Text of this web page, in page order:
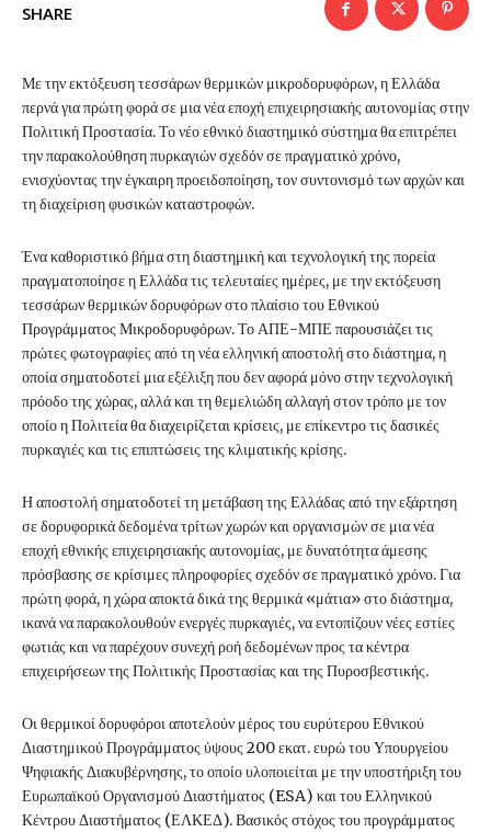
SHARE
Με την εκτόξευση τεσσάρων θερμικών μικροδορυφόρων, η Ελλάδα
περνά για πρώτη φορά σε μια νέα εποχή επιχειρησιακής αυτονομίας στην
Πολιτική Προστασία. Το νέο εθνικό διαστημικό σύστημα θα επιτρέπει
την παρακολούθηση πυρκαγιών σχεδόν σε πραγματικό χρόνο,
ενισχύοντας την έγκαιρη προειδοποίηση, τον συντονισμό των αρχών και
τη διαχείριση φυσικών καταστροφών.
Ένα καθοριστικό βήμα στη διαστημική και τεχνολογική της πορεία
πραγματοποίησε η Ελλάδα τις τελευταίες ημέρες, με την εκτόξευση
τεσσάρων θερμικών δορυφόρων στο πλαίσιο του Εθνικού
Προγράμματος Μικροδορυφόρων. Το ΑΠΕ-ΜΠΕ παρουσιάζει τις
πρώτες φωτογραφίες από τη νέα ελληνική αποστολή στο διάστημα, η
οποία σηματοδοτεί μια εξέλιξη που δεν αφορά μόνο στην τεχνολογική
πρόοδο της χώρας, αλλά και τη θεμελιώδη αλλαγή στον τρόπο με τον
οποίο η Πολιτεία θα διαχειρίζεται κρίσεις, με επίκεντρο τις δασικές
πυρκαγιές και τις επιπτώσεις της κλιματικής κρίσης.
Η αποστολή σηματοδοτεί τη μετάβαση της Ελλάδας από την εξάρτηση
σε δορυφορικά δεδομένα τρίτων χωρών και οργανισμών σε μια νέα
εποχή εθνικής επιχειρησιακής αυτονομίας, με δυνατότητα άμεσης
πρόσβασης σε κρίσιμες πληροφορίες σχεδόν σε πραγματικό χρόνο. Για
πρώτη φορά, η χώρα αποκτά δικά της θερμικά «μάτια» στο διάστημα,
ικανά να παρακολουθούν ενεργές πυρκαγιές, να εντοπίζουν νέες εστίες
φωτιάς και να παρέχουν συνεχή ροή δεδομένων προς τα κέντρα
επιχειρήσεων της Πολιτικής Προστασίας και της Πυροσβεστικής.
Οι θερμικοί δορυφόροι αποτελούν μέρος του ευρύτερου Εθνικού
Διαστημικού Προγράμματος ύψους 200 εκατ. ευρώ του Υπουργείου
Ψηφιακής Διακυβέρνησης, το οποίο υλοποιείται με την υποστήριξη του
Ευρωπαϊκού Οργανισμού Διαστήματος (ESA) και του Ελληνικού
Κέντρου Διαστήματος (ΕΛΚΕΔ). Βασικός στόχος του προγράμματος